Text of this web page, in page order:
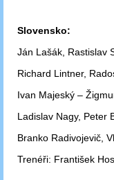
Slovensko:
Ján Lašák, Rastislav
Richard Lintner,
Ivan Majeský –
Ladislav Nagy, Peter
Branko Radivojevič,
Trenéři: František